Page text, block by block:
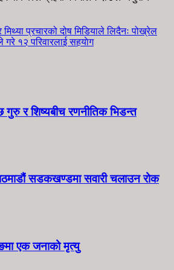
मिथ्या प्रचारको दोष मिडियाले लिदैनः पोख्रेल
गरे १२ परिवारलाई सहयाेग
गुरु र शिष्यबीच रणनीतिक भिडन्त
सडकखण्डमा सवारी चलाउन रोक
एक जनाको मृत्यु